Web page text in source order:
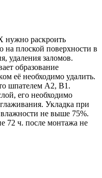
нужно раскроить
на плоской поверхности в
удаления заломов.
образование
её необходимо удалить.
шпателем А2, В1.
его необходимо
Укладка при
не выше 75%.
72 ч. после монтажа не